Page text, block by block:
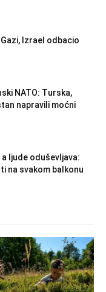
Izrael odbacio
NATO: Turska,
napravili moćni
ljude oduševljava:
na svakom balkonu